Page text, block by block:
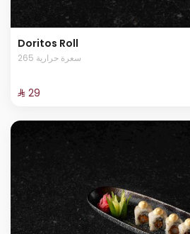
Doritos Roll
265 سعرة حرارية
⁨⁦‪‬ 29⁩